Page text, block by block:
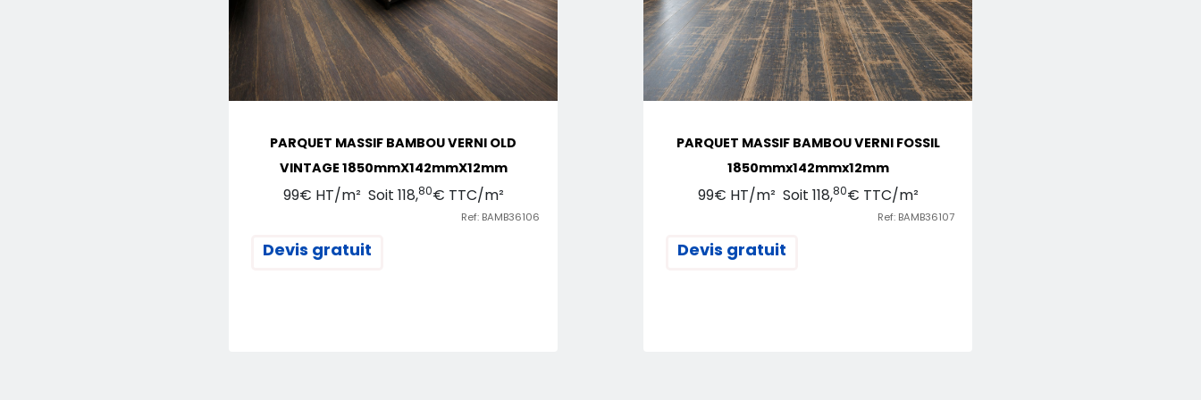
PARQUET MASSIF BAMBOU VERNI OLD
VINTAGE 1850mmX142mmX12mm
99€ HT/m² Soit 118,80€ TTC/m²
Ref: BAMB36106
Devis gratuit
PARQUET MASSIF BAMBOU VERNI FOSSIL
1850mmx142mmx12mm
99€ HT/m² Soit 118,80€ TTC/m²
Ref: BAMB36107
Devis gratuit